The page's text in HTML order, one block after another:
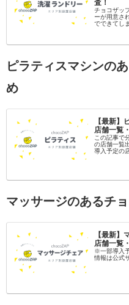
査！
チョコザッ
ーが用意さ
でできてし
ピラティスマシンの
め
【最新】
店舗一覧
この記事で
の店舗一覧
導入予定の
マッサージのあるチ
【最新】
店舗一覧
※一部導入
情報は公式